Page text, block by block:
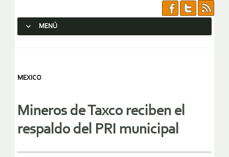
MENÚ
MEXICO
Mineros de Taxco reciben el
respaldo del PRI municipal